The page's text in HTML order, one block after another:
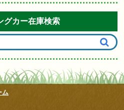
グカー在庫検索
ム